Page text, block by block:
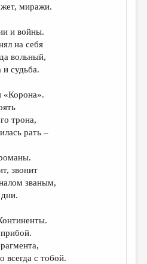
миражи.
и войны.
на себя
вольный,
и судьба.
трона,
рать –
звонит
званым,
с тобой.